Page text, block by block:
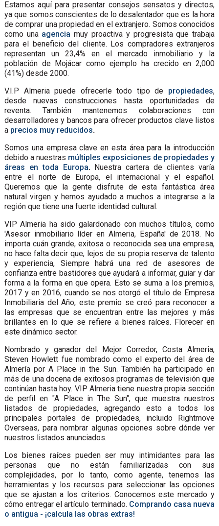
Estamos aquí para presentar consejos sensatos y directos,
ya que somos conscientes de lo desalentador que es la hora
de comprar una propiedad en el extranjero. Somos conocidos
como una agencia muy proactiva y progresista que trabaja
para el beneficio del cliente. Los compradores extranjeros
representan un 23,4% en el mercado inmobiliario y la
población de Mojácar como ejemplo ha crecido en 2,000
(41%) desde 2000.
V.I.P Almeria puede ofrecerle todo tipo de propiedades,
desde nuevas construcciones hasta oportunidades de
reventa. También mantenemos colaboraciones con
desarrolladores y bancos para ofrecer productos clave listos
a precios muy reducidos.
Somos una empresa clave en esta área para la introducción
debido a nuestras múltiples exposiciones de propiedades y
áreas en toda Europa. Nuestra cartera de clientes varía
entre el norte de Europa, el internacional y el español.
Queremos que la gente disfrute de esta fantástica área
natural virgen y hemos ayudado a muchos a integrarse a la
región que tiene una fuerte identidad cultural.
VIP Almeria ha sido galardonado con muchos títulos, como
'Asesor inmobiliario líder en Almeria, España' de 2018. No
importa cuán grande, exitosa o reconocida sea una empresa,
no hace falta decir que, lejos de su propia reserva de talento
y experiencia, Siempre habrá una red de asesores de
confianza entre bastidores que ayudará a informar, guiar y dar
forma a la forma en que opera. Esto se suma a los premios,
2017 y en 2016, cuando se nos otorgó el título de Empresa
Inmobiliaria del Año, este premio se creó para reconocer a
las empresas que se encuentran entre las mejores y más
brillantes en lo que se refiere a bienes raíces. Florecer en
este dinámico sector.
Nombrado y ganador del Mejor Corredor, Costa Almeria,
Steven Howlett fue nombrado como el experto del área de
Almería por A Place in the Sun. También ha participado en
más de una docena de exitosos programas de televisión que
continúan hasta hoy. VIP Almeria tiene nuestra propia sección
de perfil en "A Place in The Sun", que muestra nuestros
listados de propiedades, agregando esto a todos los
principales portales de propiedades, incluido Rightmove
Overseas, para nombrar algunas opciones sobre dónde ver
nuestros listados anunciados.
Los bienes raíces pueden ser muy intimidantes para las
personas que no están familiarizadas con sus
complejidades, por lo tanto, como agente, tenemos las
herramientas y los recursos para seleccionar las opciones
que se ajustan a los criterios. Conocemos este mercado y
cómo entregar el artículo terminado. Comprando casa nueva
o antigua - ¡calcula las obras extras!